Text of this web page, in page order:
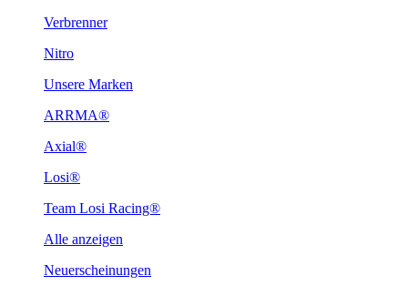
Verbrenner
Nitro
Unsere Marken
ARRMA®
Axial®
Losi®
Team Losi Racing®
Alle anzeigen
Neuerscheinungen